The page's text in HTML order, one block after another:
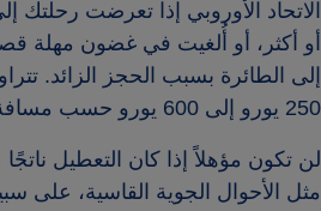
أو أكثر، أو أُلغيت في غضون مهلة
إلى الطائرة بسبب الحجز الزائد.
250 يورو إلى 600 يورو حسب مسافة رحلتك.
لن تكون مؤهلاً إذا كان التعطيل
مثل الأحوال الجوية القاسية، على